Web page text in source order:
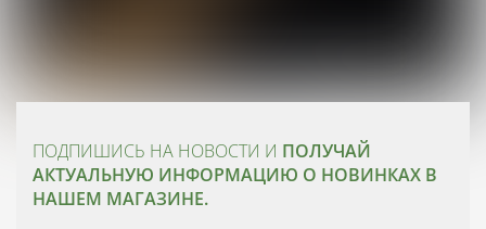
ПОДПИШИСЬ НА НОВОСТИ И ПОЛУЧАЙ
АКТУАЛЬНУЮ ИНФОРМАЦИЮ О НОВИНКАХ В
НАШЕМ МАГАЗИНЕ.